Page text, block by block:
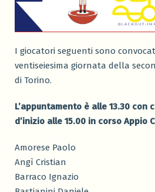
I giocatori seguenti sono
ventiseiesima giornata della
di Torino.
L’appuntamento è alle 13.30 con
d’inizio alle 15.00 in corso Appio
Amorese Paolo
Angì Cristian
Barraco Ignazio